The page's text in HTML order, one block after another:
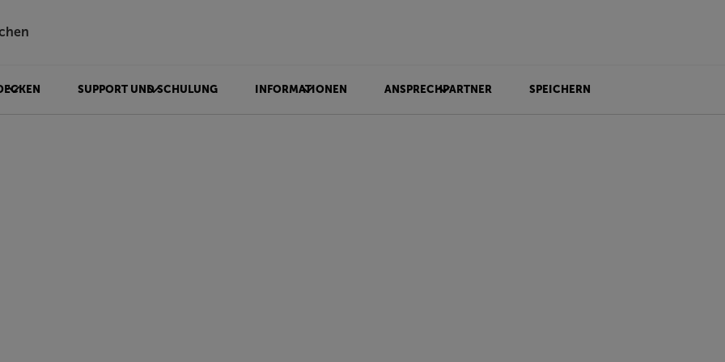
SUPPORT UND SCHULUNG INFORMATIONEN ANSPRECHPARTNER SPEICHERN